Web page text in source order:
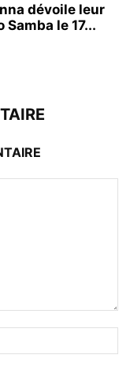
dévoile leur
Samba le 17...